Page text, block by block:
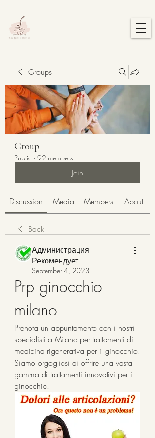
Groups
Group
Public · 92 members
Join
Discussion Media Members About
Back
Администрация
Рекомендует
September 4, 2023
Prp ginocchio
milano
Prenota un appuntamento con i nostri
specialisti a Milano per trattamenti di
medicina rigenerativa per il ginocchio.
Siamo orgogliosi di offrire una vasta
gamma di trattamenti innovativi per il
ginocchio.